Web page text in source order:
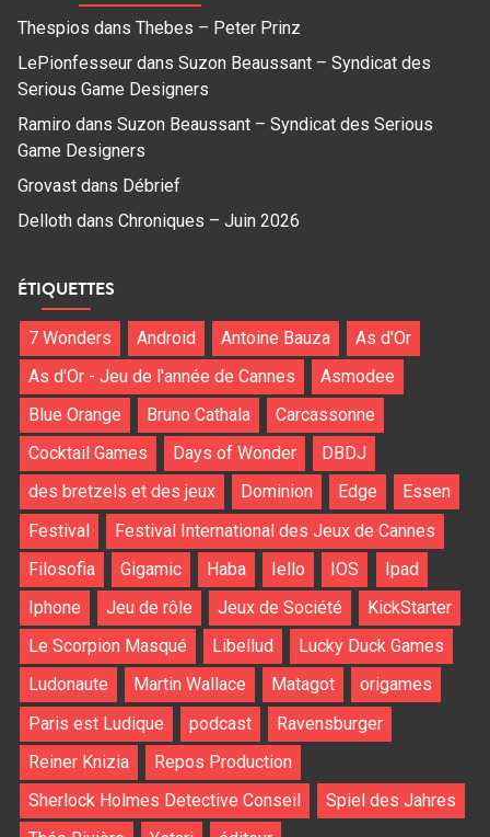
Thespios dans Thebes – Peter Prinz
LePionfesseur dans Suzon Beaussant – Syndicat des
Serious Game Designers
Ramiro dans Suzon Beaussant – Syndicat des Serious
Game Designers
Grovast dans Débrief
Delloth dans Chroniques – Juin 2026
ÉTIQUETTES
7 Wonders Android Antoine Bauza
As d'Or
As d'Or - Jeu de l'année de Cannes
Asmodee
Blue Orange
Bruno Cathala
Carcassonne
Cocktail Games
Days of Wonder
DBDJ
des bretzels et des jeux
Dominion Edge
Essen
Festival
Festival International des Jeux de Cannes
Filosofia
Gigamic Haba Iello IOS
Ipad
Iphone
Jeu de rôle Jeux de Société
KickStarter
Le Scorpion Masqué
Libellud
Lucky Duck Games
Ludonaute
Martin Wallace Matagot
origames
Paris est Ludique
podcast
Ravensburger
Reiner Knizia
Repos Production
Sherlock Holmes Detective Conseil
Spiel des Jahres